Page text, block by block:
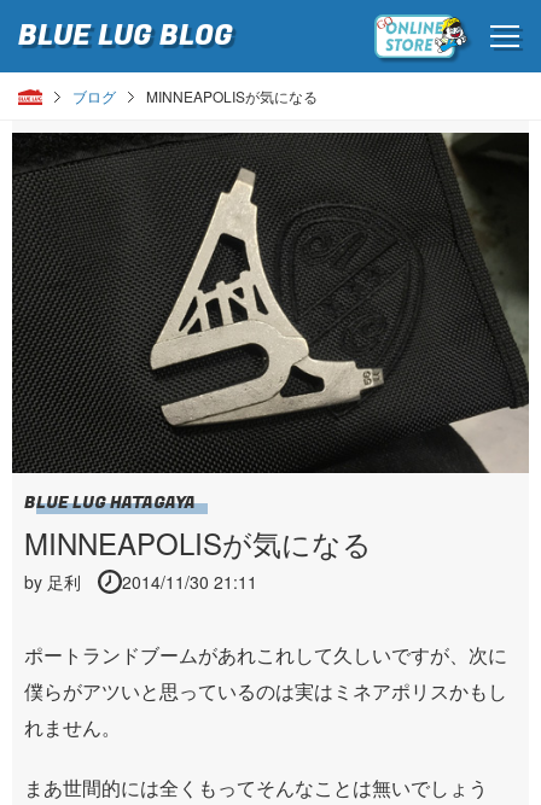
BLUE LUGBLOG
ブログ MINNEAPOLISが気になる
BLUE LUG HATAGAYA
MINNEAPOLISが気になる
by 足利 2014/11/30 21:11
ポートランドブームがあれこれして久しいですが、次に
僕らがアツいと思っているのは実はミネアポリスかもし
れません。
まあ世間的には全くもってそんなことは無いでしょう